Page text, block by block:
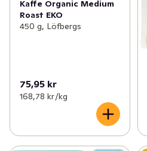
Kaffe Organic Medium
Roast EKO
450 g, Löfbergs
75,95 kr
168,78 kr /kg